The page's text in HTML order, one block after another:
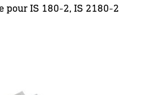
pour IS 180-2, IS 2180-2